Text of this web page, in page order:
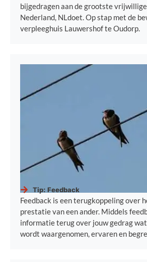
bijgedragen aan de grootste
Nederland, NLdoet. Op stap met de
verpleeghuis Lauwershof te Oudorp.
Tip: Feedback
Feedback is een terugkoppeling over
prestatie van een ander. Middels
informatie terug over jouw gedrag
wordt waargenomen, ervaren en